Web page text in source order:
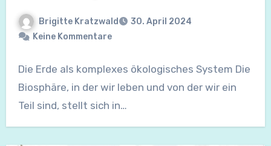
Brigitte Kratzwald
30. April 2024
Keine Kommentare
Die Erde als komplexes ökologisches System Die
Biosphäre, in der wir leben und von der wir ein
Teil sind, stellt sich in…